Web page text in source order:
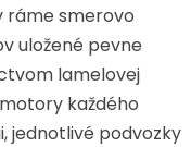
ráme smerovo
uložené pevne
lamelovej
každého
jednotlivé podvozky